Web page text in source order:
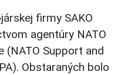
firmy SAKO
agentúry NATO
(NATO Support and
Obstaraných bolo